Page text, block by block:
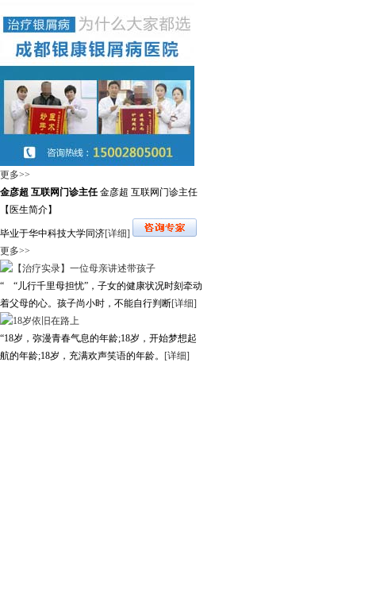
更多>>
金彦超 互联网门诊主任 金彦超 互联网门诊主任
【医生简介】
毕业于华中科技大学同济[详细]
更多>>
“ “儿行千里母担忧”，子女的健康状况时刻牵动
着父母的心。孩子尚小时，不能自行判断[详细]
“18岁，弥漫青春气息的年龄;18岁，开始梦想起
航的年龄;18岁，充满欢声笑语的年龄。 [详细]